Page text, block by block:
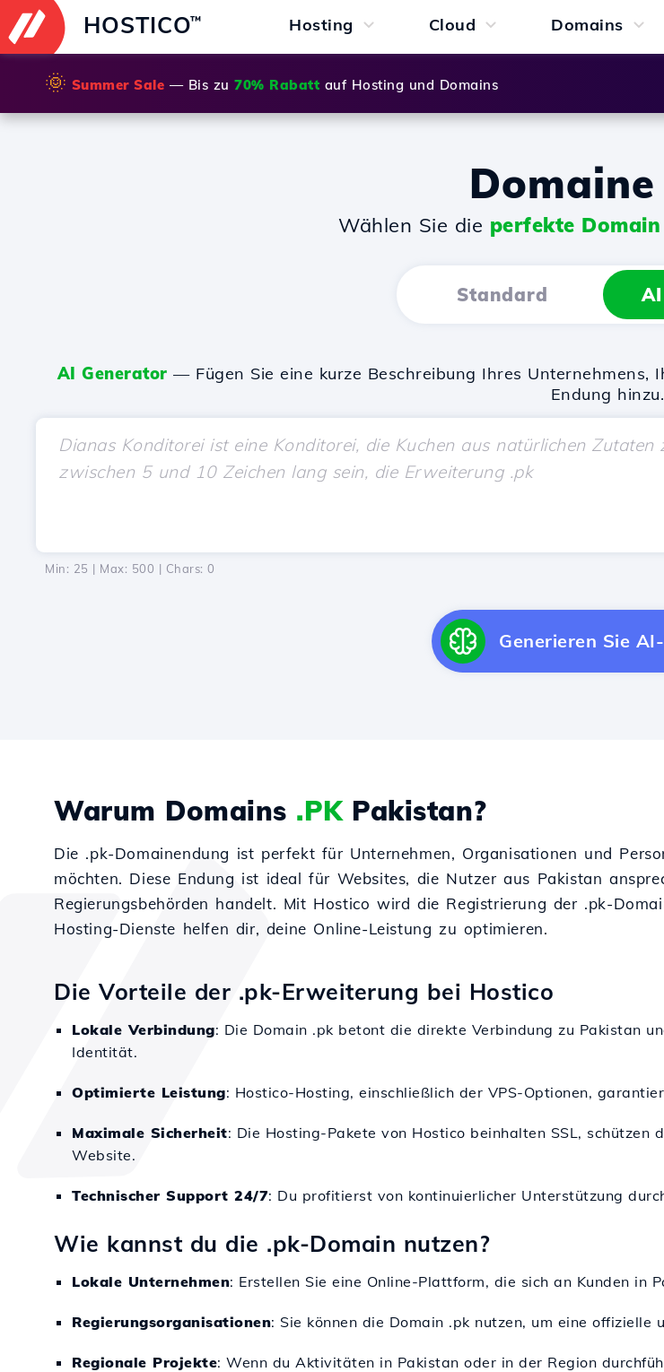
HOSTICO™ Hosting Cloud Domains
🌞 Summer Sale — Bis zu 70% Rabatt auf Hosting und Domains
Domaine
Wählen Sie die perfekte Domain
Standard
AI Generator — Fügen Sie eine kurze Beschreibung Ihres
Endung hinzu.
Min: 25 | Max: 500 | Chars: 0
Generieren Sie
Warum Domains .PKPakistan?
Die .pk-Domainendung ist perfekt für Unternehmen, Organisationen und
möchten. Diese Endung ist ideal für Websites, die Nutzer aus Pakistan
Regierungsbehörden handelt. Mit Hostico wird die Registrierung der .pk-
Hosting-Dienste helfen dir, deine Online-Leistung zu optimieren.
Die Vorteile der .pk-Erweiterung bei Hostico
Lokale Verbindung: Die Domain .pk betont die direkte Verbindung zu Pakistan
Identität.
Optimierte Leistung: Hostico-Hosting, einschließlich der VPS-Optionen,
Maximale Sicherheit: Die Hosting-Pakete von Hostico beinhalten SSL,
Website.
Technischer Support 24/7: Du profitierst von kontinuierlicher Unterstützung
Wie kannst du die .pk-Domain nutzen?
Lokale Unternehmen: Erstellen Sie eine Online-Plattform, die sich an Kunden
Regierungsorganisationen: Sie können die Domain .pk nutzen, um eine
Regionale Projekte: Wenn du Aktivitäten in Pakistan oder in der Region